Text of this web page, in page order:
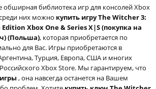
библиотека игр для консолей Xbox
них можно купить игру The Witcher 3:
Xbox One & Series X|S (покупка на
(Польша), которая приобретается по
для Вас. Игры приобретаются в
Турция, Европа, США и многих
Xbox Store. Мы гарантируем, что
, она навсегда останется на Вашем